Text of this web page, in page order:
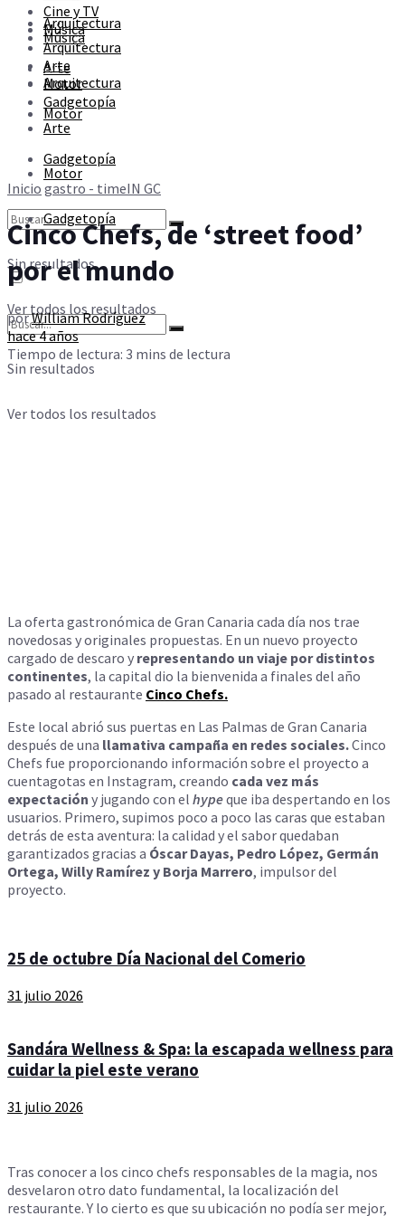
Arquitectura
Arte
Motor
Gadgetopía
Sin resultados
Ver todos los resultados
Música
Arquitectura
Arte
Motor
Gadgetopía
Sin resultados
Ver todos los resultados
Sin resultados
Ver todos los resultados
Cine y TV
Música
Arquitectura
Arte
Motor
Gadgetopía
Inicio gastro - timeIN GC
Cinco Chefs, de ‘street food’
por el mundo
porWilliam Rodríguez
hace 4 años
Tiempo de lectura: 3 mins de lectura
La oferta gastronómica de Gran Canaria cada día nos trae
novedosas y originales propuestas. En un nuevo proyecto
cargado de descaro y representando un viaje por distintos
continentes, la capital dio la bienvenida a finales del año
pasado al restaurante Cinco Chefs.
Este local abrió sus puertas en Las Palmas de Gran Canaria
después de una llamativa campaña en redes sociales.Cinco
Chefs fue proporcionando información sobre el proyecto a
cuentagotas en Instagram, creando cada vez más
expectación y jugando con el hypeque iba despertando en los
usuarios. Primero, supimos poco a poco las caras que estaban
detrás de esta aventura: la calidad y el sabor quedaban
garantizados gracias a Óscar Dayas, Pedro López, Germán
Ortega, Willy Ramírez y Borja Marrero, impulsor del
proyecto.
25 de octubre Día Nacional del Comerio
31 julio 2026
Sandára Wellness & Spa: la escapada wellness para
cuidar la piel este verano
31 julio 2026
Tras conocer a los cinco chefs responsables de la magia, nos
desvelaron otro dato fundamental, la localización del
restaurante. Y lo cierto es que su ubicación no podía ser mejor,